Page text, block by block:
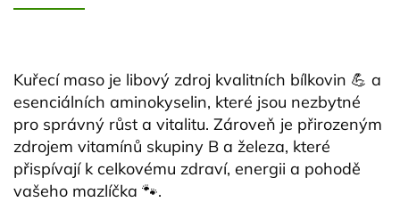
Kuřecí maso je libový zdroj kvalitních bílkovin 💪 a
esenciálních aminokyselin, které jsou nezbytné
pro správný růst a vitalitu. Zároveň je přirozeným
zdrojem vitamínů skupiny B a železa, které
přispívají k celkovému zdraví, energii a pohodě
vašeho mazlíčka 🐾.